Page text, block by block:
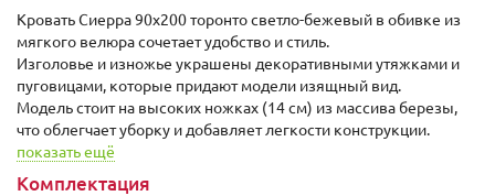
Кровать Сиерра 90х200 торонто светло-бежевый в обивке из
мягкого велюра сочетает удобство и стиль.
Изголовье и изножье украшены декоративными утяжками и
пуговицами, которые придают модели изящный вид.
Модель стоит на высоких ножках (14 см) из массива березы,
что облегчает уборку и добавляет легкости конструкции.
показать ещё
Комплектация